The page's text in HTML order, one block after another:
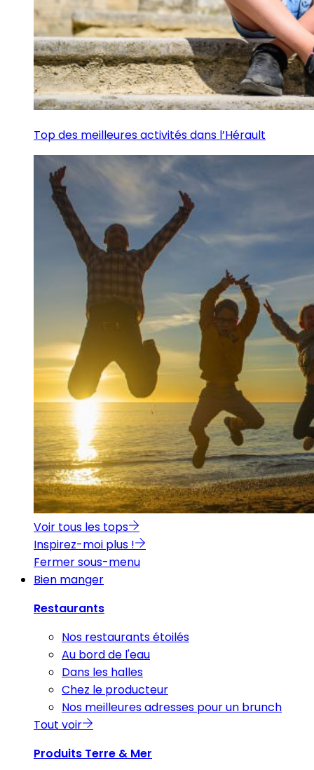
Top des meilleures activités dans l’Hérault
Voir tous les tops
Inspirez-moi plus !
Fermer sous-menu
Bien manger
Restaurants
Nos restaurants étoilés
Au bord de l'eau
Dans les halles
Chez le producteur
Nos meilleures adresses pour un brunch
Tout voir
Produits Terre & Mer